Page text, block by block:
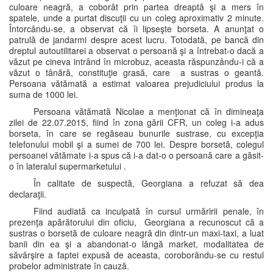
culoare neagră, a coborât prin partea dreaptă şi a mers în
spatele, unde a purtat discuţii cu un coleg aproximativ 2 minute.
Întorcându-se, a observat că îi lipseşte borseta. A anunţat o
patrulă de jandarmi despre acest lucru. Totodată, pe bancă din
dreptul autoutilitarei a observat o persoană şi a întrebat-o dacă a
văzut pe cineva intrând în microbuz, aceasta răspunzându-i că a
văzut o tânără, constituţie grasă, care a sustras o geantă.
Persoana vătămată a estimat valoarea prejudiciului produs la
suma de 1000 lei.
Persoana vătămată Nicolae a menţionat că în dimineaţa
zilei de 22.07.2015, fiind în zona gării CFR, un coleg i-a adus
borseta, în care se regăseau bunurile sustrase, cu excepţia
telefonului mobil şi a sumei de 700 lei. Despre borsetă, colegul
persoanei vătămate i-a spus că i-a dat-o o persoană care a găsit-
o în lateralul supermarketului .
În calitate de suspectă, Georgiana a refuzat să dea
declaraţii.
Fiind audiată ca inculpată în cursul urmăririi penale, în
prezenţa apărătorului din oficiu, Georgiana a recunoscut că a
sustras o borsetă de culoare neagră din dintr-un maxi-taxi, a luat
banii din ea şi a abandonat-o lângă market, modalitatea de
săvârşire a faptei expusă de aceasta, coroborându-se cu restul
probelor administrate în cauză.